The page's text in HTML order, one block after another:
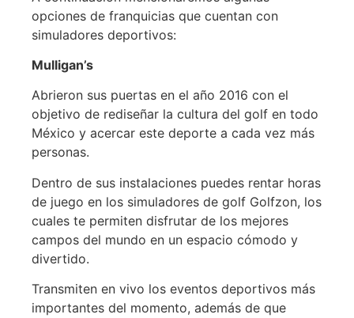
opciones de franquicias que cuentan con
simuladores deportivos:
Mulligan’s
Abrieron sus puertas en el año 2016 con el
objetivo de rediseñar la cultura del golf en todo
México y acercar este deporte a cada vez más
personas.
Dentro de sus instalaciones puedes rentar horas
de juego en los simuladores de golf Golfzon, los
cuales te permiten disfrutar de los mejores
campos del mundo en un espacio cómodo y
divertido.
Transmiten en vivo los eventos deportivos más
importantes del momento, además de que